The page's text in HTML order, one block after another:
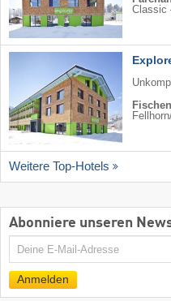
Classic
Weitere Top-Hotels
Abonniere unseren
E-
Mail
Anmelden